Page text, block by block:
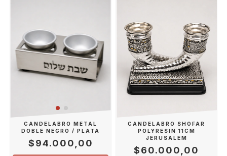
CANDELABRO METAL
DOBLE NEGRO / PLATA
$94.000,00
CANDELABRO SHOFAR
POLYRESIN 11CM
JERUSALEM
$60.000,00